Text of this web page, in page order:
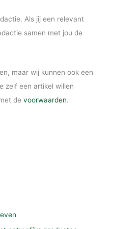
Als jij een relevant
samen met jou de
maar wij kunnen ook een
zelf een artikel willen
de voorwaarden.